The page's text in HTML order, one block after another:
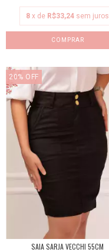
8 x de R$33,24 sem juros
COMPRAR
20% OFF
SAIA SARJA VECCHI 55CM